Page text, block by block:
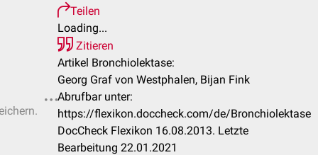
Teilen
Loading...
Zitieren
Artikel Bronchiolektase:
Georg Graf von Westphalen, Bijan Fink
Abrufbar unter:
https://flexikon.doccheck.com/de/Bronchiolektase
DocCheck Flexikon 16.08.2013. Letzte
Bearbeitung 22.01.2021